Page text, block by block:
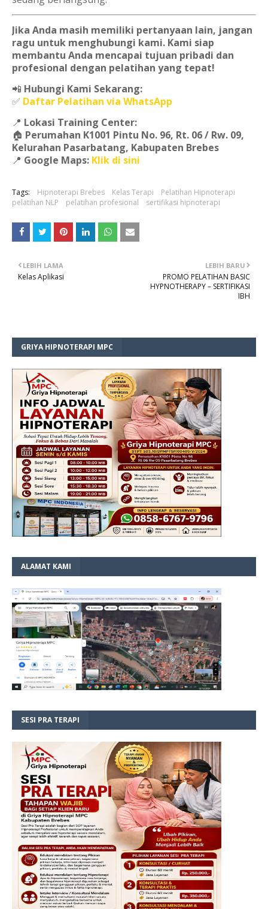
Jika Anda masih memiliki pertanyaan lain, jangan
ragu untuk menghubungi kami. Kami siap
membantu Anda mencapai tujuan pribadi dan
profesional dengan pelatihan yang tepat!
📲 Hubungi Kami Sekarang:
✅ Daftar Pelatihan via WhatsApp
📍 Lokasi Training Center:
🏠 Perumahan K1001 Pintu No. 96, Rt. 06 / Rw. 09,
Kelurahan Pasarbatang, Kabupaten Brebes
📍 Google Maps: Klik di sini
Tags: Hipnoterapi Brebes Kelas Terapi
Pelatihan Hipnoterapi
pelatihan NLP
pelatihan profesional sertifikasi hipnoterapi
LEBIH BARU
PROMO PELATIHAN BASIC
HYPNOTHERAPY – SERTIFIKASI
IBH
LEBIH LAMA
Kelas Aplikasi
GRIYA HIPNOTERAPI MPC
ALAMAT KAMI
SESI PRA TERAPI